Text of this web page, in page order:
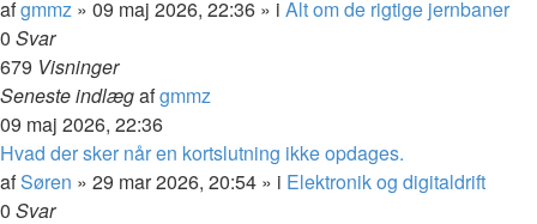
afgmmz » 09 maj 2026, 22:36 » i Alt om de rigtige jernbaner
0 Svar
679 Visninger
Seneste indlægafgmmz
09 maj 2026, 22:36
Hvad der sker når en kortslutning ikke opdages.
afSøren » 29 mar 2026, 20:54 » i Elektronik og digitaldrift
0 Svar